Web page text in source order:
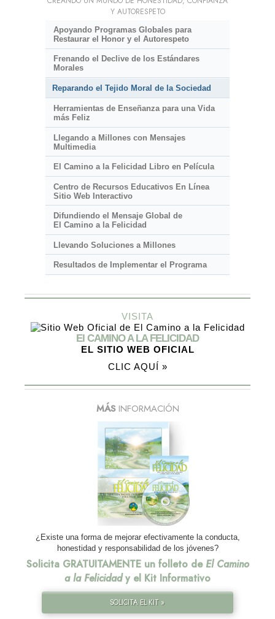
Y AUTORESPETO
Apoyando Programas Globales para
Restaurar el Honor y el Autorespeto
Frenando el Declive de los Estándares
Morales
Reparando el Tejido Moral de la Sociedad
Herramientas de Enseñanza para una Vida
más Feliz
Llegando a Millones con Mensajes
Multimedia
El Camino a la Felicidad Libro en Película
Centro de Recursos Educativos En Línea
Sitio Web Interactivo
Difundiendo el Mensaje Global de
El Camino a la Felicidad
Llevando Soluciones a Millones
Resultados de Implementar el Programa
VISITA
El CAMINO A LA FELICIDAD
EL SITIO WEB OFICIAL
CLIC AQUÍ »
MÁSINFORMACIÓN
¿Existe una forma de mejorar efectivamente la conducta,
honestidad y responsabilidad de los jóvenes?
Solicita GRATUITAMENTE un folleto de El Camino
a la Felicidady el Kit Informativo
SOLICITA EL KIT »